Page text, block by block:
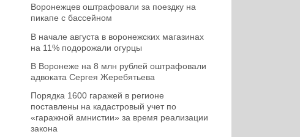
Воронежцев оштрафовали за поездку на
пикапе с бассейном
В начале августа в воронежских магазинах
на 11% подорожали огурцы
В Воронеже на 8 млн рублей оштрафовали
адвоката Сергея Жеребятьева
Порядка 1600 гаражей в регионе
поставлены на кадастровый учет по
«гаражной амнистии» за время реализации
закона